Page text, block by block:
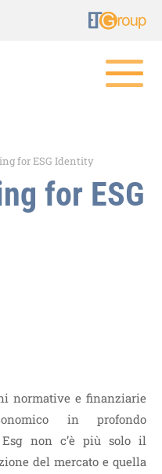
for ESG Identity
for ESG
normative e finanziarie
in profondo
non c’è più solo il
del mercato e quella